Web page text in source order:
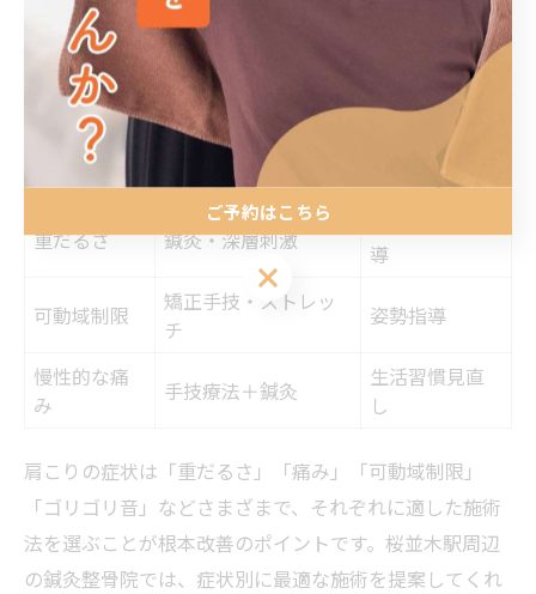
すめします。
肩こりの症状別おすすめ施術を選ぶコツ
症状 おすすめ施術
追加ケア・指
導
重だるさ 鍼灸・深層刺激
導
可動域制限
矯正手技・ストレッ
チ
姿勢指導
慢性的な痛
み
手技療法＋鍼灸
生活習慣見直
し
肩こりの症状は「重だるさ」「痛み」「可動域制限」
「ゴリゴリ音」などさまざまで、それぞれに適した施術
法を選ぶことが根本改善のポイントです。桜並木駅周辺
の鍼灸整骨院では、症状別に最適な施術を提案してくれ
ご予約はこちら
ご予約はこちら